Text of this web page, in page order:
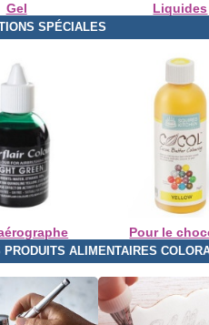
Gel Liquides
SPÉCIALES
Pour le
PRODUITS ALIMENTAIRES